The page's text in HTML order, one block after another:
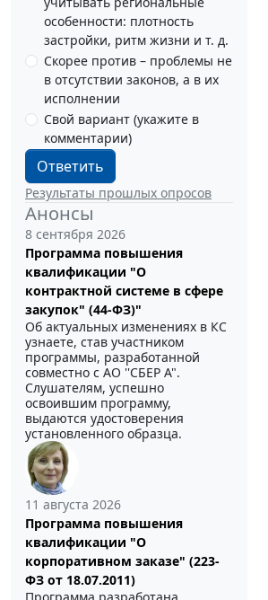
особенности: плотность
застройки, ритм жизни и т. д.
Скорее против – проблемы не
в отсутствии законов, а в их
исполнении
Свой вариант (укажите в
комментарии)
Ответить
Результаты прошлых опросов
Анонсы
8 сентября 2026
Программа повышения
квалификации "О
контрактной системе в сфере
закупок" (44-ФЗ)"
Об актуальных изменениях в КС
узнаете, став участником
программы, разработанной
совместно с АО ''СБЕР А".
Слушателям, успешно
освоившим программу,
выдаются удостоверения
установленного образца.
11 августа 2026
Программа повышения
квалификации "О
корпоративном заказе" (223-
ФЗ от 18.07.2011)